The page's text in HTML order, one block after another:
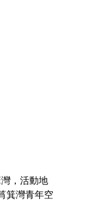
，活動地
箕灣青年空